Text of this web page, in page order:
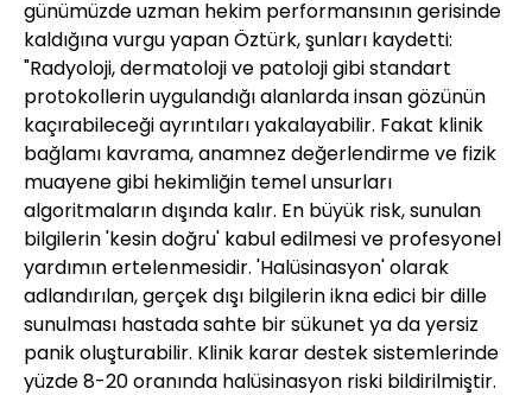
günümüzde uzman hekim performansının gerisinde
kaldığına vurgu yapan Öztürk, şunları kaydetti:
"Radyoloji, dermatoloji ve patoloji gibi standart
protokollerin uygulandığı alanlarda insan gözünün
kaçırabileceği ayrıntıları yakalayabilir. Fakat klinik
bağlamı kavrama, anamnez değerlendirme ve fizik
muayene gibi hekimliğin temel unsurları
algoritmaların dışında kalır. En büyük risk, sunulan
bilgilerin 'kesin doğru' kabul edilmesi ve profesyonel
yardımın ertelenmesidir. 'Halüsinasyon' olarak
adlandırılan, gerçek dışı bilgilerin ikna edici bir dille
sunulması hastada sahte bir sükunet ya da yersiz
panik oluşturabilir. Klinik karar destek sistemlerinde
yüzde 8-20 oranında halüsinasyon riski bildirilmiştir.